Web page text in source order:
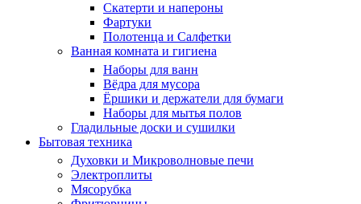
Скатерти и напероны
Фартуки
Полотенца и Салфетки
Ванная комната и гигиена
Наборы для ванн
Вёдра для мусора
Ёршики и держатели для бумаги
Наборы для мытья полов
Гладильные доски и сушилки
Бытовая техника
Духовки и Микроволновые печи
Электроплиты
Мясорубка